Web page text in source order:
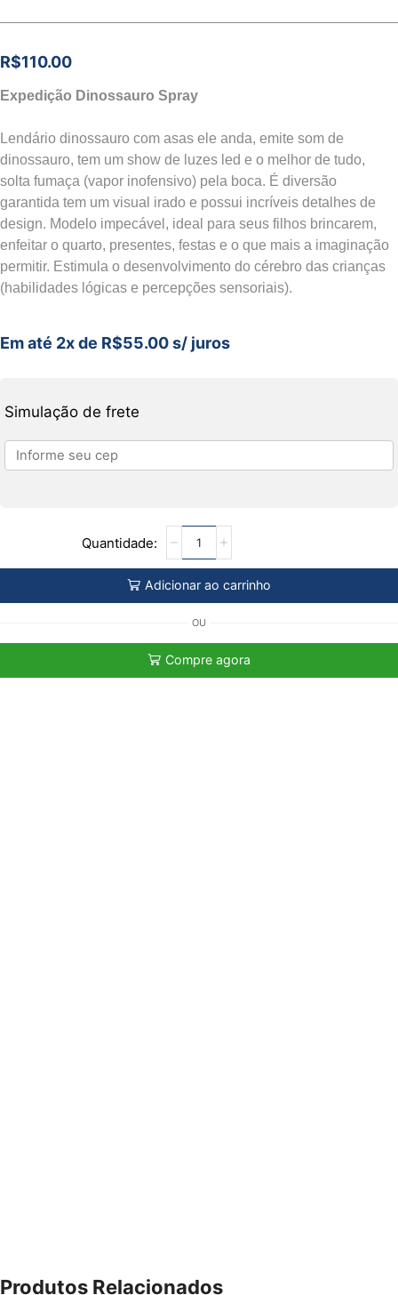
R$110.00
Expedição Dinossauro Spray
Lendário dinossauro com asas ele anda, emite som de
dinossauro, tem um show de luzes led e o melhor de tudo,
solta fumaça (vapor inofensivo) pela boca. É diversão
garantida tem um visual irado e possui incríveis detalhes de
design. Modelo impecável, ideal para seus filhos brincarem,
enfeitar o quarto, presentes, festas e o que mais a imaginação
permitir. Estimula o desenvolvimento do cérebro das crianças
(habilidades lógicas e percepções sensoriais).
Em até 2x de R$55.00s/ juros
Simulação de frete
Adicionar ao carrinho
OU
Compre agora
Produtos Relacionados